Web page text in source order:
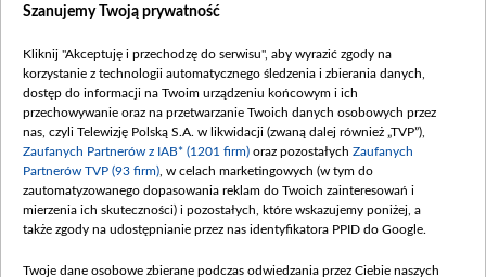
Dostępność
Procedura zgłoszeń wewnętrznych
Szanujemy Twoją prywatność
Kliknij "Akceptuję i przechodzę do serwisu", aby wyrazić zgody na
korzystanie z technologii automatycznego śledzenia i zbierania danych,
dostęp do informacji na Twoim urządzeniu końcowym i ich
przechowywanie oraz na przetwarzanie Twoich danych osobowych przez
nas, czyli Telewizję Polską S.A. w likwidacji (zwaną dalej również „TVP”),
Zaufanych Partnerów z IAB* (1201 firm) oraz pozostałych Zaufanych
Partnerów TVP (93 firm) , w celach marketingowych (w tym do
zautomatyzowanego dopasowania reklam do Twoich zainteresowań i
mierzenia ich skuteczności) i pozostałych, które wskazujemy poniżej, a
także zgody na udostępnianie przez nas identyfikatora PPID do Google.
Twoje dane osobowe zbierane podczas odwiedzania przez Ciebie naszych